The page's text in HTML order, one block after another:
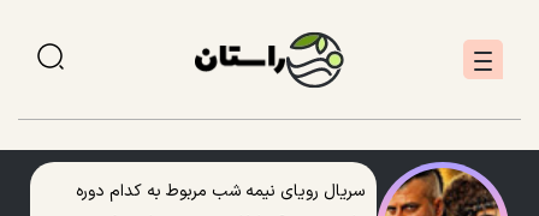
سریال رویای نیمه شب مربوط به کدام دوره